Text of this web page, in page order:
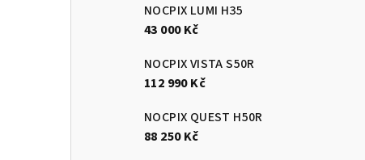
NOCPIX LUMI H35
43 000 Kč
NOCPIX VISTA S50R
112 990 Kč
NOCPIX QUEST H50R
88 250 Kč